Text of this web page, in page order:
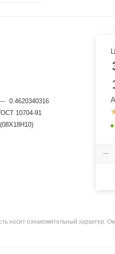
0.4620340316
10704-91
носит ознакомительный характер.